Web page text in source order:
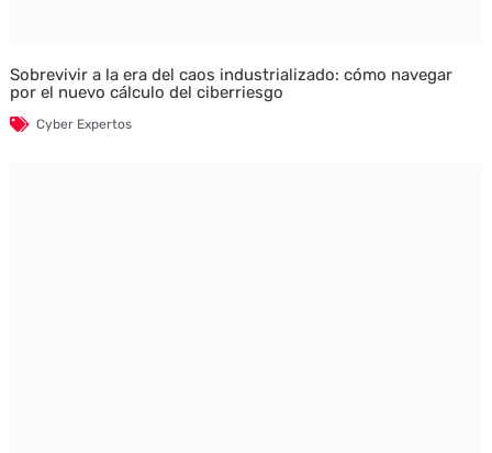
Sobrevivir a la era del caos industrializado: cómo navegar
por el nuevo cálculo del ciberriesgo
Cyber Expertos